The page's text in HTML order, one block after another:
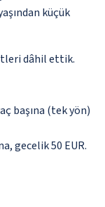
küçük
dâhil ettik.
başına (tek yön)
gecelik 50 EUR.